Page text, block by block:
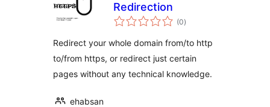
Redirection
(0total
de
)
Redirect your whole domain from/to http
to/from https, or redirect just certain
pages without any technical knowledge.
ehabsan